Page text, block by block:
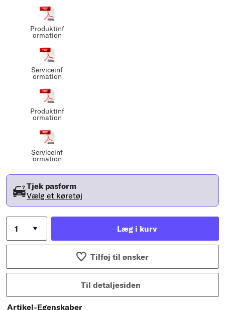
Produktinf
ormation
Serviceinf
ormation
Produktinf
ormation
Serviceinf
ormation
Tjek pasform
Vælg et køretøj
Læg i kurv
Tilføj til ønsker
Til detaljesiden
Artikel-Egenskaber